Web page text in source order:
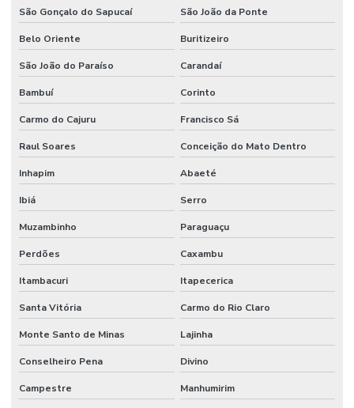
São Gonçalo do Sapucaí São João da Ponte
Belo Oriente Buritizeiro
São João do Paraíso Carandaí
Bambuí Corinto
Carmo do Cajuru Francisco Sá
Raul Soares Conceição do Mato Dentro
Inhapim Abaeté
Ibiá Serro
Muzambinho Paraguaçu
Perdões Caxambu
Itambacuri Itapecerica
Santa Vitória Carmo do Rio Claro
Monte Santo de Minas Lajinha
Conselheiro Pena Divino
Campestre Manhumirim